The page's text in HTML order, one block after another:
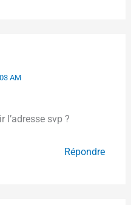
AM
l’adresse svp ?
Répondre